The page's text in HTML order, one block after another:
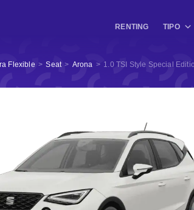
RENTING TIPO
Flexible > Seat > Arona > 1.0 TSI Style Special